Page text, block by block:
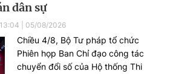
phải hướng tới xây dựng một nền
tảng thực sự thông minh, chủ động,
tăng cho công tác quản lý nhà
nước.
dân sự
13:04 05/08/2026
Chiều 4/8, Bộ Tư pháp tổ chức
Phiên họp Ban Chỉ đạo công tác
chuyển đổi số của Hộ thống Thi